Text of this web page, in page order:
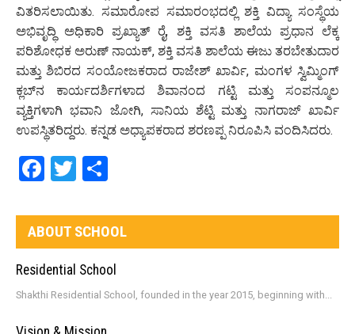
ವಿತರಿಸಲಾಯಿತು. ಸಮಾರೋಪ ಸಮಾರಂಭದಲ್ಲಿ ಶಕ್ತಿ ವಿದ್ಯಾ ಸಂಸ್ಥೆಯ
ಅಭಿವೃದ್ಧಿ ಅಧಿಕಾರಿ ಪ್ರಖ್ಯಾತ್ ರೈ, ಶಕ್ತಿ ವಸತಿ ಶಾಲೆಯ ಪ್ರಧಾನ ಲೆಕ್ಕ
ಪರಿಶೋಧಕ ಅರುಣ್ ನಾಯಕ್, ಶಕ್ತಿ ವಸತಿ ಶಾಲೆಯ ಈಜು ತರಬೇತುದಾರ
ಮತ್ತು ಶಿಬಿರದ ಸಂಯೋಜಕರಾದ ರಾಜೇಶ್ ಖಾರ್ವಿ, ಮಂಗಳ ಸ್ವಿಮ್ಮಿಂಗ್
ಕ್ಲಬ್‌ನ ಕಾರ್ಯದರ್ಶಿಗಳಾದ ಶಿವಾನಂದ ಗಟ್ಟಿ ಮತ್ತು ಸಂಪನ್ಮೂಲ
ವ್ಯಕ್ತಿಗಳಾಗಿ ಭವಾನಿ ಜೋಗಿ, ಸಾನಿಯ ಶೆಟ್ಟಿ ಮತ್ತು ನಾಗರಾಜ್ ಖಾರ್ವಿ
ಉಪಸ್ಥಿತರಿದ್ದರು. ಕನ್ನಡ ಅಧ್ಯಾಪಕರಾದ ಶರಣಪ್ಪ ನಿರೂಪಿಸಿ ವಂದಿಸಿದರು.
Facebook
Twitter
ABOUT SCHOOL
Residential School
Shakthi Residential School, founded in the year 2015, beginning with...